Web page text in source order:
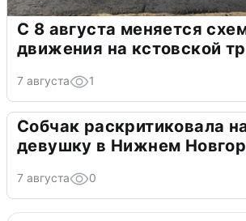
С 8 августа меняется
движения на кстовской
7 августа 1
Собчак раскритиковала
девушку в Нижнем
7 августа 0